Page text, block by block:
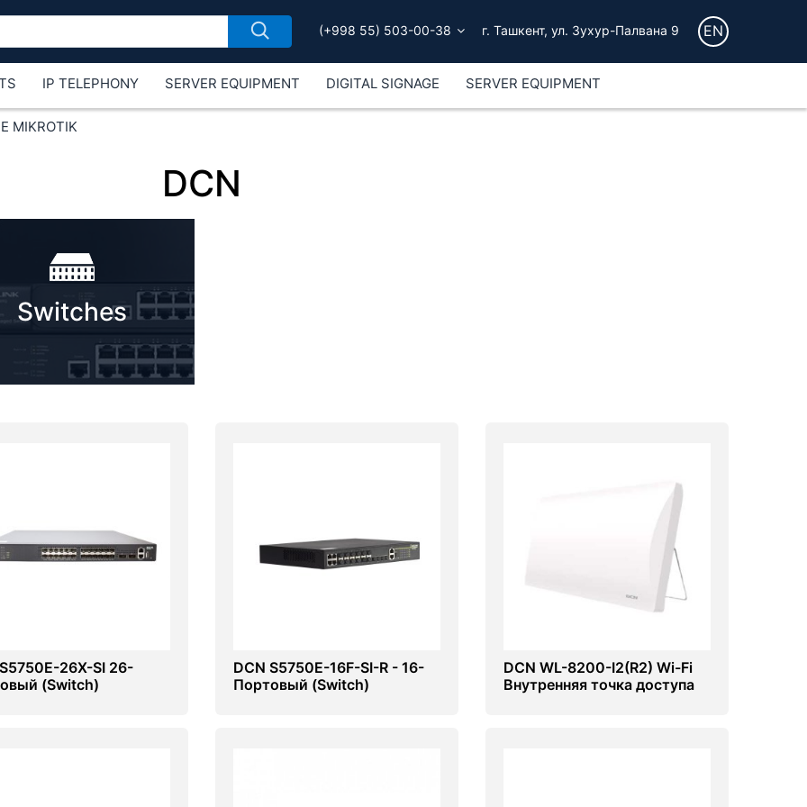
(+998 55) 503-00-38 г. Ташкент, ул. Зухур-Палвана 9 EN
IP TELEPHONY SERVER EQUIPMENT DIGITAL SIGNAGE SERVER EQUIPMENT
DCN
Switches
26X-SI 26-
(Switch)
DCN S5750E-16F-SI-R - 16-
Портовый (Switch)
DCN WL-8200-I2(R2) Wi-Fi
Внутренняя точка доступа